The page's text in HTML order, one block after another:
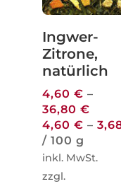
Ingwer-
Zitrone,
natürlich
4,60 € –
36,80 €
4,60 € –
/ 100 g
inkl. MwSt.
zzgl.